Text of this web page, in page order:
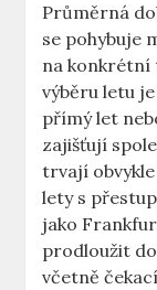
Průměrná
⁤se pohybuje
na‍ konkrétní
výběru letu
přímý let
zajišťují
trvají
lety s
jako
prodloužit
včetně